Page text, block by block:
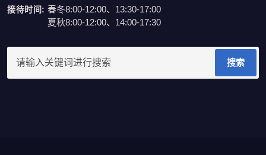
接待时间: 春冬8:00-12:00、13:30-17:00
夏秋8:00-12:00、14:00-17:30
搜索